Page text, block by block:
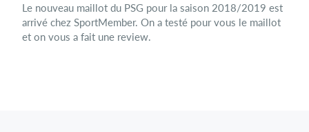
Le nouveau maillot du PSG pour la saison 2018/2019 est
arrivé chez SportMember. On a testé pour vous le maillot
et on vous a fait une review.